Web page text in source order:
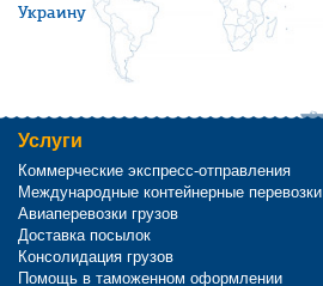
Украину
Услуги
Коммерческие экспресс-отправления
Международные контейнерные перевозки
Авиаперевозки грузов
Доставка посылок
Консолидация грузов
Помощь в таможенном оформлении